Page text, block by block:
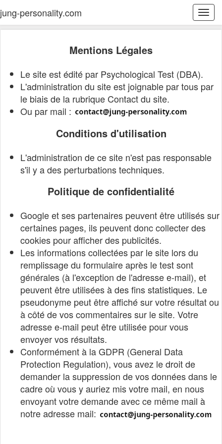
jung-personality.com
Mentions Légales
Le site est édité par Psychological Test (DBA).
L'administration du site est joignable par tous par
le biais de la rubrique Contact du site.
Ou par mail :
Conditions d'utilisation
L'administration de ce site n'est pas responsable
s'il y a des perturbations techniques.
Politique de confidentialité
Google et ses partenaires peuvent être utilisés sur
certaines pages, ils peuvent donc collecter des
cookies pour afficher des publicités.
Les informations collectées par le site lors du
remplissage du formulaire après le test sont
générales (à l'exception de l'adresse e-mail), et
peuvent être utilisées à des fins statistiques. Le
pseudonyme peut être affiché sur votre résultat ou
à côté de vos commentaires sur le site. Votre
adresse e-mail peut être utilisée pour vous
envoyer vos résultats.
Conformément à la GDPR (General Data
Protection Regulation), vous avez le droit de
demander la suppression de vos données dans le
cadre où vous y auriez mis votre mail, en nous
envoyant votre demande avec ce même mail à
notre adresse mail: